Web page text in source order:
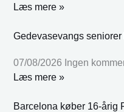
Læs mere »
Gedevasevangs
07/08/2026 Ingen
Læs mere »
Barcelona køber 16-årig